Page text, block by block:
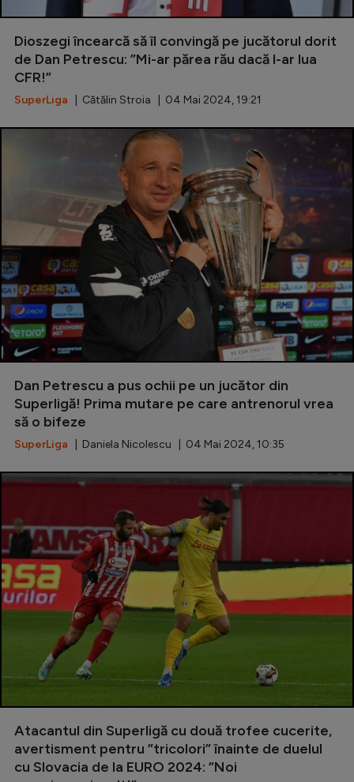
Creează cont
Dioszegi încearcă să îl convingă pe jucătorul dorit
de Dan Petrescu: ”Mi-ar părea rău dacă l-ar lua
CFR!”
SuperLiga | Cătălin Stroia | 04 Mai 2024, 19:21
Dan Petrescu a pus ochii pe un jucător din
Superligă! Prima mutare pe care antrenorul vrea
să o bifeze
SuperLiga | Daniela Nicolescu | 04 Mai 2024, 10:35
Atacantul din Superligă cu două trofee cucerite,
avertisment pentru ”tricolori” înainte de duelul
cu Slovacia de la EURO 2024: ”Noi